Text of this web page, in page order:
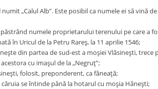
„Calul Alb”. Este posibil ca numele ei să vină
numele proprietarului terenului pe care a
în Uricul de la Petru Rareş, la 11 aprilie 1546;
din partea de sud-est a moşiei Vlăsineşti, trece
cu imaşul de la „Negruţ”;
folosit, preponderent, ca fâneaţă;
se întinde până la hotarul cu moşia Hăneşti;